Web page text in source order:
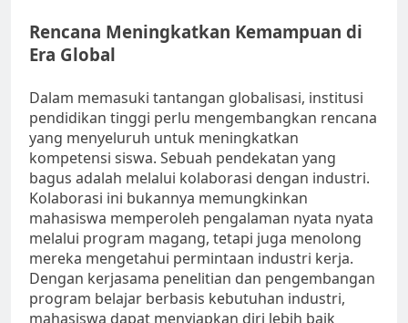
Rencana Meningkatkan Kemampuan di
Era Global
Dalam memasuki tantangan globalisasi, institusi
pendidikan tinggi perlu mengembangkan rencana
yang menyeluruh untuk meningkatkan
kompetensi siswa. Sebuah pendekatan yang
bagus adalah melalui kolaborasi dengan industri.
Kolaborasi ini bukannya memungkinkan
mahasiswa memperoleh pengalaman nyata nyata
melalui program magang, tetapi juga menolong
mereka mengetahui permintaan industri kerja.
Dengan kerjasama penelitian dan pengembangan
program belajar berbasis kebutuhan industri,
mahasiswa dapat menyiapkan diri lebih baik